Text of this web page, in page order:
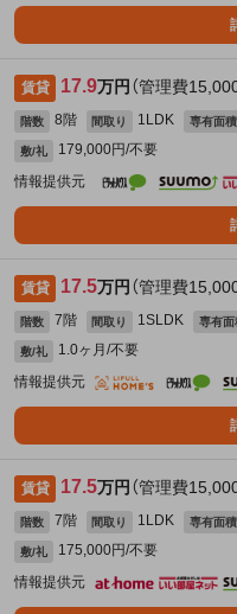
賃貸 17.9万円 （管理費15,000
階数 8階 間取り 1LDK 専有面積
敷/礼
179,000円/不要
情報提供元
賃貸 17.5万円 （管理費15,000
階数 7階 間取り 1SLDK 専有面
敷/礼
1.0ヶ月/不要
情報提供元
賃貸 17.5万円 （管理費15,000
階数 7階 間取り 1LDK 専有面積
敷/礼
175,000円/不要
情報提供元